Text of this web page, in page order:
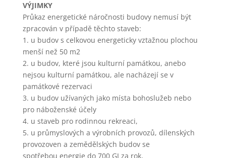
VÝJIMKY
Průkaz energetické náročnosti budovy nemusí být
zpracován v případě těchto staveb:
1. u budov s celkovou energeticky vztažnou plochou
menší než 50 m2
2. u budov, které jsou kulturní památkou, anebo
nejsou kulturní památkou, ale nacházejí se v
památkové rezervaci
3. u budov užívaných jako místa bohoslužeb nebo
pro náboženské účely
4. u staveb pro rodinnou rekreaci,
5. u průmyslových a výrobních provozů, dílenských
provozoven a zemědělských budov se
spotřebou energie do 700 GJ za rok,
jsou
neodpovídající
doporučení
výrobků nebo
mimořádné
nabídky. Navíc
nám používání
personalizovaných
souborů cookie
Vám dodatečné
funkce, jako
například
doporučení
výrobků